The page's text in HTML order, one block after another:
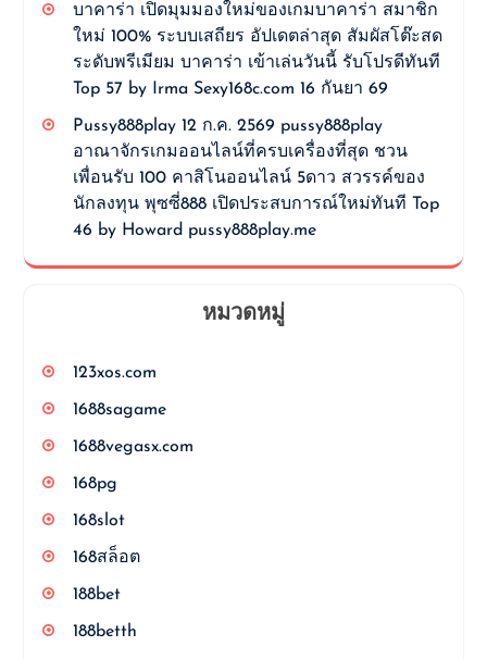
บาคาร่า เปิดมุมมองใหม่ของเกมบาคาร่า สมาชิก
ใหม่ 100% ระบบเสถียร อัปเดตล่าสุด สัมผัสโต๊ะสด
ระดับพรีเมียม บาคาร่า เข้าเล่นวันนี้ รับโปรดีทันที
Top 57 by Irma Sexy168c.com 16 กันยา 69
Pussy888play 12 ก.ค. 2569 pussy888play
อาณาจักรเกมออนไลน์ที่ครบเครื่องที่สุด ชวน
เพื่อนรับ 100 คาสิโนออนไลน์ 5ดาว สวรรค์ของ
นักลงทุน พุซซี่888 เปิดประสบการณ์ใหม่ทันที Top
46 by Howard pussy888play.me
หมวดหมู่
123xos.com
1688sagame
1688vegasx.com
168pg
168slot
168สล็อต
188bet
188betth